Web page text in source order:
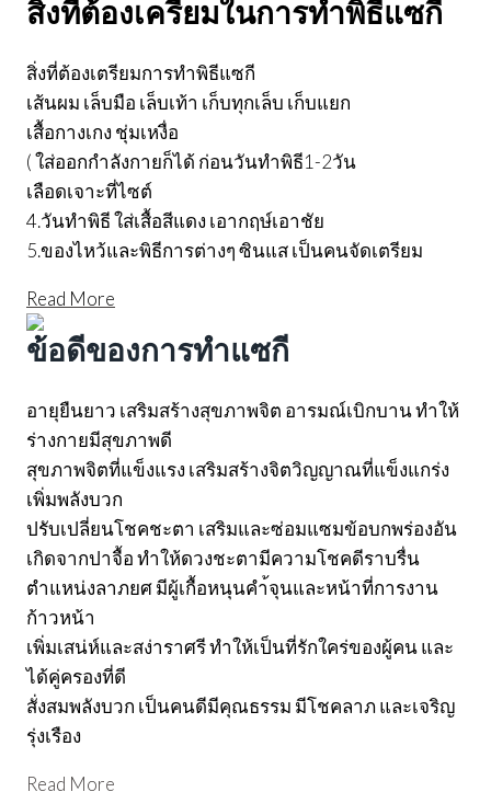
สิ่งที่ต้องเครียมในการทำพิธีแซกี
สิ่งที่ต้องเตรียมการทำพิธีแซกี
เส้นผม เล็บมือ เล็บเท้า เก็บทุกเล็บ เก็บแยก
เสื้อกางเกง ชุ่มเหงื่อ
( ใส่ออกกำลังกายก็ได้ ก่อนวันทำพิธี1-2วัน
เลือดเจาะที่ไซต์
4.วันทำพิธี ใส่เสื้อสีแดง เอากฤษ์เอาชัย
5.ของไหว้และพิธีการต่างๆ ซินแส เป็นคนจัดเตรียม
Read More
ข้อดีของการทำแซกี
อายุยืนยาว เสริมสร้างสุขภาพจิต อารมณ์เบิกบาน ทำให้
ร่างกายมีสุขภาพดี
สุขภาพจิตที่แข็งแรง เสริมสร้างจิตวิญญาณที่แข็งแกร่ง
เพิ่มพลังบวก
ปรับเปลี่ยนโชคชะตา เสริมและซ่อมแซมข้อบกพร่องอัน
เกิดจากปาจื้อ ทำให้ดวงชะตามีความโชคดีราบรื่น
ตำแหน่งลาภยศ มีผู้เกื้อหนุนคำ้จุนและหน้าที่การงาน
ก้าวหน้า
เพิ่มเสน่ห์และสง่าราศรี ทำให้เป็นที่รักใคร่ของผู้คน และ
ได้คู่ครองที่ดี
สั่งสมพลังบวก เป็นคนดีมีคุณธรรม มีโชคลาภ และเจริญ
รุ่งเรือง​
Read More